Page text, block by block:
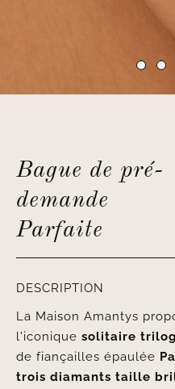
Bague de pré-
demande
Parfaite
DESCRIPTION
La Maison Amantys
l'iconique solitaire
de fiançailles épaulée
trois diamants taille